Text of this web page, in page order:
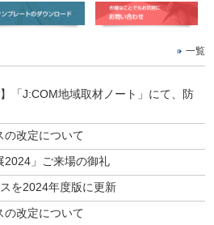
一覧
】「J:COM地域取材ノート」にて、防
の改定について
2024」ご来場の御礼
を2024年度版に更新
の改定について